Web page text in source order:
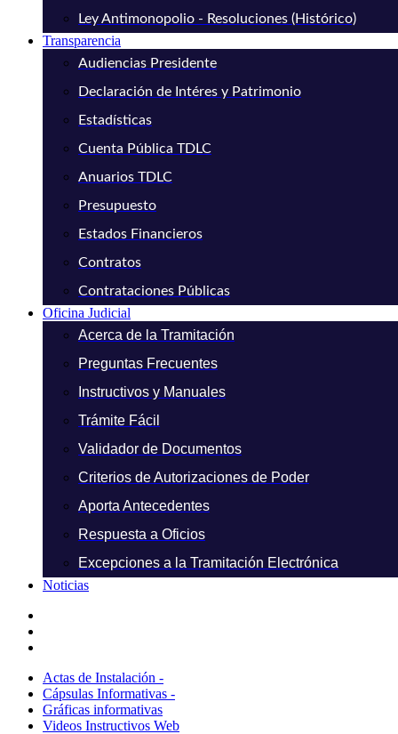
Ley Antimonopolio - Resoluciones (Histórico)
Transparencia
Audiencias Presidente
Declaración de Intéres y Patrimonio
Estadísticas
Cuenta Pública TDLC
Anuarios TDLC
Presupuesto
Estados Financieros
Contratos
Contrataciones Públicas
Oficina Judicial
Acerca de la Tramitación
Preguntas Frecuentes
Instructivos y Manuales
Trámite Fácil
Validador de Documentos
Criterios de Autorizaciones de Poder
Aporta Antecedentes
Respuesta a Oficios
Excepciones a la Tramitación Electrónica
Noticias
Actas de Instalación -
Cápsulas Informativas -
Gráficas informativas
Videos Instructivos Web